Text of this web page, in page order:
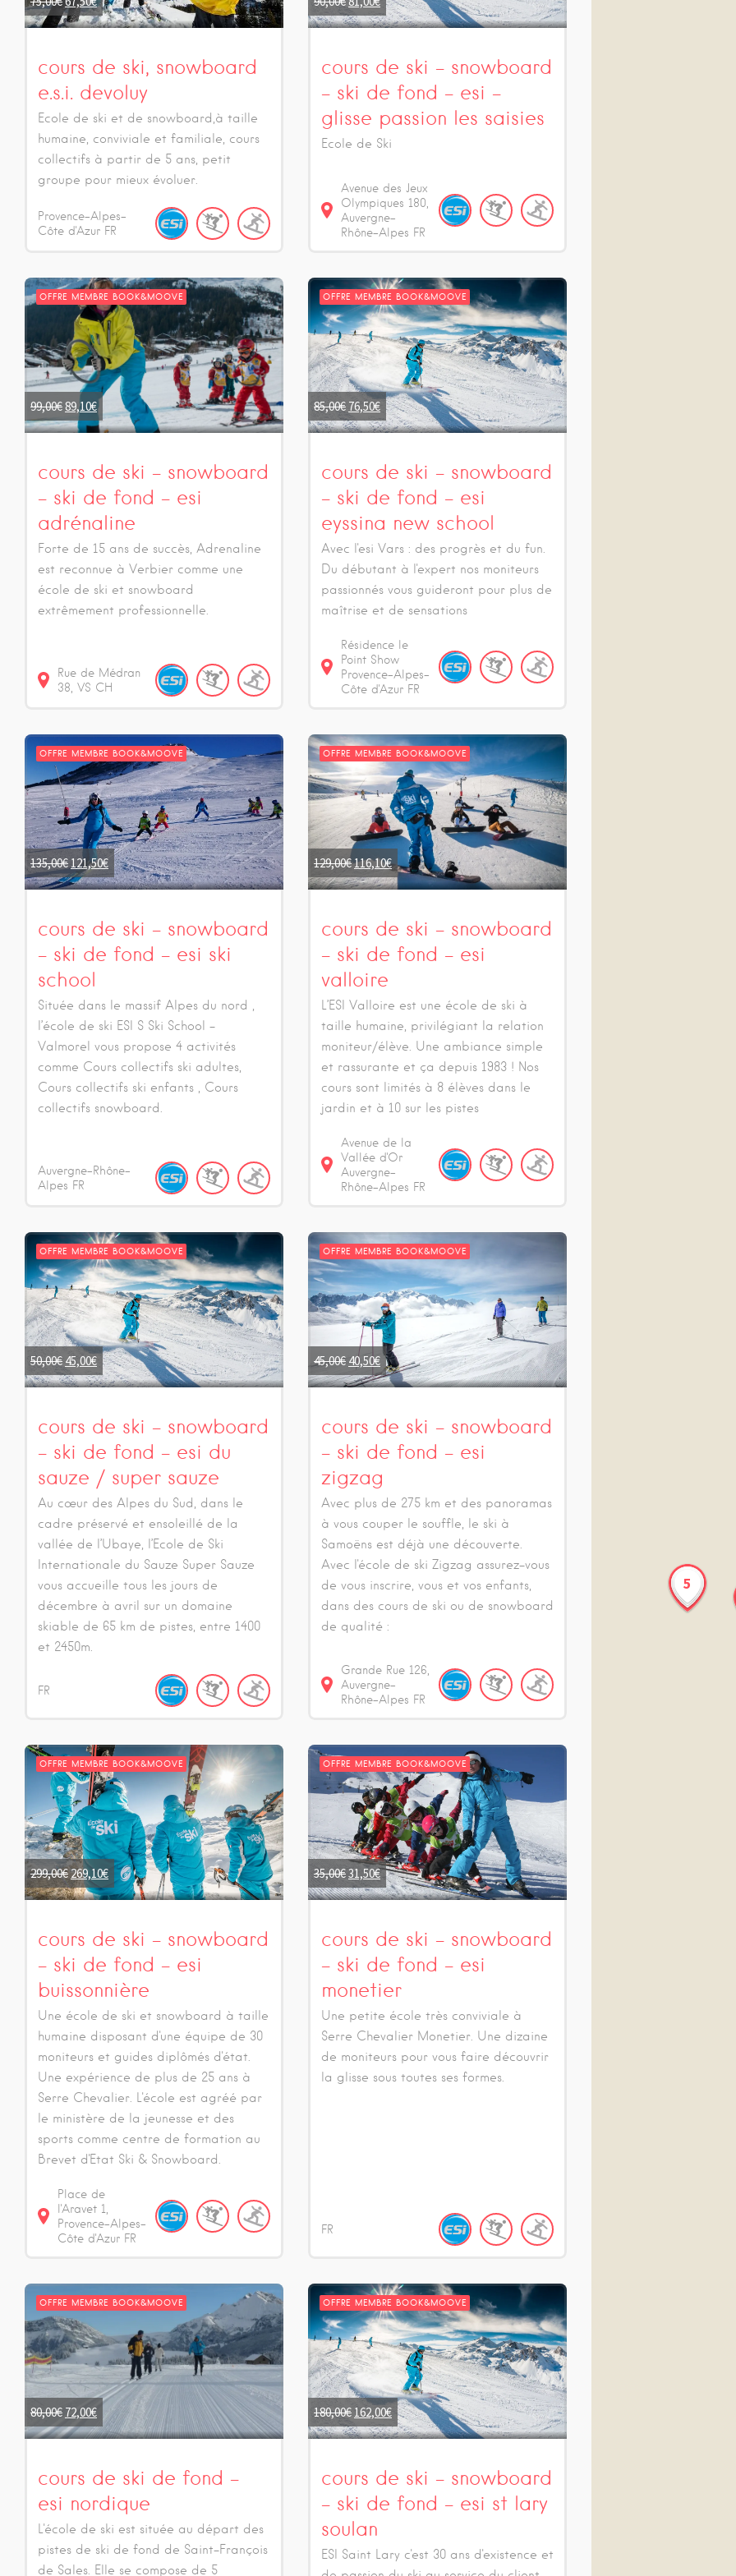
Isère
cours de ski, snowboard
e.s.i. devoluy
Ecole de ski et de snowboard,à taille
humaine, conviviale et familiale, cours
collectifs à partir de 5 ans, petit
groupe pour mieux évoluer.
Provence-Alpes-
Côte d'Azur FR
cours de ski – snowboard
– ski de fond – esi –
glisse passion les saisies
Ecole de Ski
Avenue des Jeux
Olympiques 180
Auvergne-
Rhône-Alpes FR
OFFRE MEMBRE BOOK&MOOVE
99,00€89,10€
cours de ski – snowboard
– ski de fond – esi
adrénaline
Forte de 15 ans de succès, Adrenaline
est reconnue à Verbier comme une
école de ski et snowboard
extrêmement professionnelle.
Rue de Médran
38 VS CH
OFFRE MEMBRE BOOK&MOOVE
85,00€ 76,50€
cours de ski – snowboard
– ski de fond – esi
eyssina new school
Avec l'esi Vars : des progrès et du fun.
Du débutant à l'expert nos moniteurs
passionnés vous guideront pour plus de
maîtrise et de sensations
Résidence le
Point Show
Provence-Alpes-
Côte d'Azur FR
OFFRE MEMBRE BOOK&MOOVE
135,00€ 121,50€
cours de ski – snowboard
– ski de fond – esi ski
school
Située dans le massif Alpes du nord ,
l’école de ski ESI S Ski School -
Valmorel vous propose 4 activités
comme Cours collectifs ski adultes,
Cours collectifs ski enfants , Cours
collectifs snowboard.
Auvergne-Rhône-
Alpes FR
OFFRE MEMBRE BOOK&MOOVE
129,00€116,10€
cours de ski – snowboard
– ski de fond – esi
valloire
L’ESI Valloire est une école de ski à
taille humaine, privilégiant la relation
moniteur/élève. Une ambiance simple
et rassurante et ça depuis 1983 ! Nos
cours sont limités à 8 élèves dans le
jardin et à 10 sur les pistes
Avenue de la
Vallée d'Or
Auvergne-
Rhône-Alpes FR
OFFRE MEMBRE BOOK&MOOVE
50,00€ 45,00€
cours de ski – snowboard
– ski de fond – esi du
sauze / super sauze
Au cœur des Alpes du Sud, dans le
cadre préservé et ensoleillé de la
vallée de l’Ubaye, l’Ecole de Ski
Internationale du Sauze Super Sauze
vous accueille tous les jours de
décembre à avril sur un domaine
skiable de 65 km de pistes, entre 1400
et 2450m.
FR
OFFRE MEMBRE BOOK&MOOVE
45,00€ 40,50€
cours de ski – snowboard
– ski de fond – esi
zigzag
Avec plus de 275 km et des panoramas
à vous couper le souffle, le ski à
Samoëns est déjà une découverte.
Avec l'école de ski Zigzag assurez-vous
de vous inscrire, vous et vos enfants,
dans des cours de ski ou de snowboard
de qualité :
Grande Rue 126
Auvergne-
Rhône-Alpes FR
OFFRE MEMBRE BOOK&MOOVE
299,00€269,10€
cours de ski – snowboard
– ski de fond – esi
buissonnière
Une école de ski et snowboard à taille
humaine disposant d'une équipe de 30
moniteurs et guides diplômés d'état.
Une expérience de plus de 25 ans à
Serre Chevalier. L'école est agréé par
le ministère de la jeunesse et des
sports comme centre de formation au
Brevet d'Etat Ski & Snowboard.
Place de
l'Aravet 1
Provence-Alpes-
Côte d'Azur FR
OFFRE MEMBRE BOOK&MOOVE
35,00€31,50€
cours de ski – snowboard
– ski de fond – esi
monetier
Une petite école très conviviale à
Serre Chevalier Monetier. Une dizaine
de moniteurs pour vous faire découvrir
la glisse sous toutes ses formes.
FR
OFFRE MEMBRE BOOK&MOOVE
80,00€ 72,00€
cours de ski de fond –
esi nordique
L'école de ski est située au départ des
pistes de ski de fond de Saint-François
de Sales. Elle se compose de 5
OFFRE MEMBRE BOOK&MOOVE
180,00€ 162,00€
cours de ski – snowboard
– ski de fond – esi st lary
soulan
ESI Saint Lary c'est 30 ans d'existence et
5